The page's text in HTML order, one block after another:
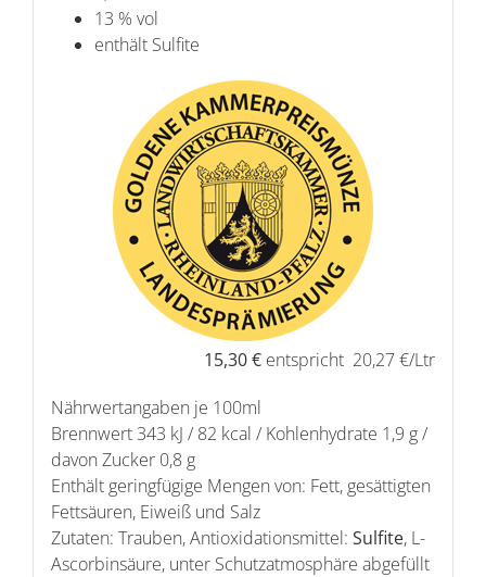
13 % vol
enthält Sulfite
15,30 € entspricht 20,27 €/Ltr
Nährwertangaben je 100ml
Brennwert 343 kJ / 82 kcal / Kohlenhydrate 1,9 g /
davon Zucker 0,8 g
Enthält geringfügige Mengen von: Fett, gesättigten
Fettsäuren, Eiweiß und Salz
Zutaten: Trauben, Antioxidationsmittel: Sulfite, L-
Ascorbinsäure, unter Schutzatmosphäre abgefüllt